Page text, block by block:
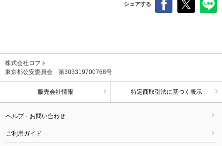
シェアする
株式会社ロフト
東京都公安委員会 第303319700768号
販売会社情報 特定商取引法に基づく表示
ヘルプ・お問い合わせ
ご利用ガイド